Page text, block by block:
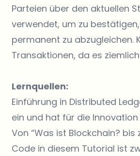
Parteien über den aktuellen
verwendet, um zu
permanent zu abzugleichen.
Transaktionen, da es
Lernquellen:
Einführung in Distributed
ein und hat für die
Von “Was ist Blockchain? bis
Code in diesem Tutorial ist